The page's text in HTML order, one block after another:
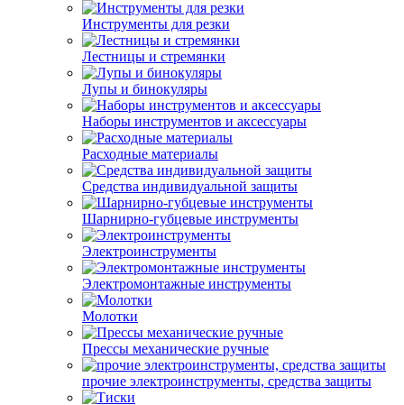
Инструменты для резки
Лестницы и стремянки
Лупы и бинокуляры
Наборы инструментов и аксессуары
Расходные материалы
Средства индивидуальной защиты
Шарнирно-губцевые инструменты
Электроинструменты
Электромонтажные инструменты
Молотки
Прессы механические ручные
прочие электроинструменты, средства защиты